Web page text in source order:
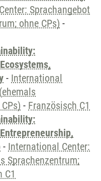
Sprachangebot
ohne CPs) -
- International
- Französisch C1
- International Center:
Sprachenzentrum;
C1